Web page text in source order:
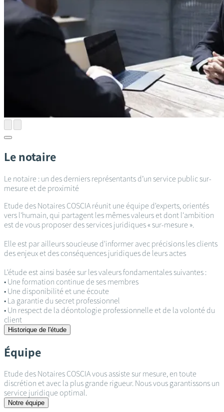
Le notaire
Le notaire : un des derniers représentants d’un service public sur-
mesure et de proximité
Etude des Notaires COSCIA réunit une équipe d'experts, orientés
vers l'humain, qui partagent les mêmes valeurs et dont l'ambition
est de vous proposer des services juridiques « sur-mesure ».
Elle est par ailleurs soucieuse d'informer avec précisions les clients
des enjeux et des conséquences juridiques de leurs actes
L'étude est ainsi basée sur les valeurs fondamentales suivantes :
• Une formation continue de ses membres
• Une disponibilité et une écoute
• La garantie du secret professionnel
• Un respect de la déontologie professionnelle et de la volonté du
client
Historique de l'étude
Équipe
Etude des Notaires COSCIA vous assiste sur mesure, en toute
discrétion et avec la plus grande rigueur. Nous vous garantissons un
service juridique optimal.
Notre équipe